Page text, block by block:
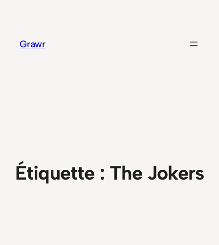
contenu
Grawr
Étiquette : The Jokers